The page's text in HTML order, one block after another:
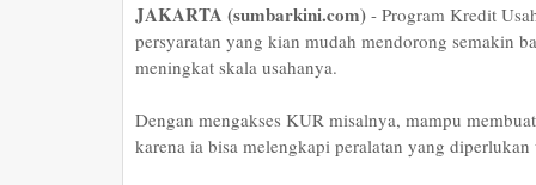
JAKARTA (sumbarkini.com) - Program Kredit
persyaratan yang kian mudah mendorong semakin
meningkat skala usahanya.
Dengan mengakses KUR misalnya, mampu
karena ia bisa melengkapi peralatan yang